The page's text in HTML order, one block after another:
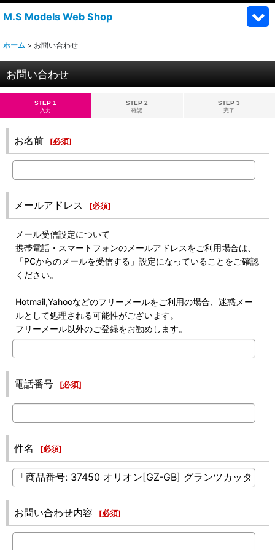
M.S Models Web Shop
ホーム > お問い合わせ
お問い合わせ
STEP 1
入力
STEP 2
確認
STEP 3
完了
お名前 [必須]
メールアドレス [必須]
メール受信設定について
携帯電話・スマートフォンのメールアドレスをご利用場合は、
「PCからのメールを受信する」設定になっていることをご確認
ください。
Hotmail,Yahooなどのフリーメールをご利用の場合、迷惑メー
ルとして処理される可能性がございます。
フリーメール以外のご登録をお勧めします。
電話番号 [必須]
件名 [必須]
お問い合わせ内容 [必須]